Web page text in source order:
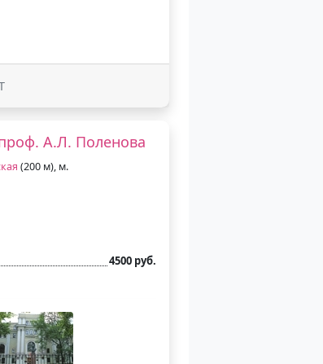
А.Л. Поленова
(200 м), м.
4500 руб.